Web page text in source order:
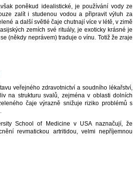
poněkud idealistické, je používání vody ze
zalít i studenou vodou a připravit výluh za
a další světlé čaje chutnají více v létě, v zimě
zemích své rituály, je exoticky krásné je
(někdy neprávem) traduje o vínu. Totiž že zraje
veřejného zdravotnictví a soudního lékařství,
na strukturu svalů, zejména v oblasti dolních
čaje výrazně snižuje riziko problémů s
School of Medicine v USA naznačují, že
revmatickou artritidou, velmi nepříjemnou